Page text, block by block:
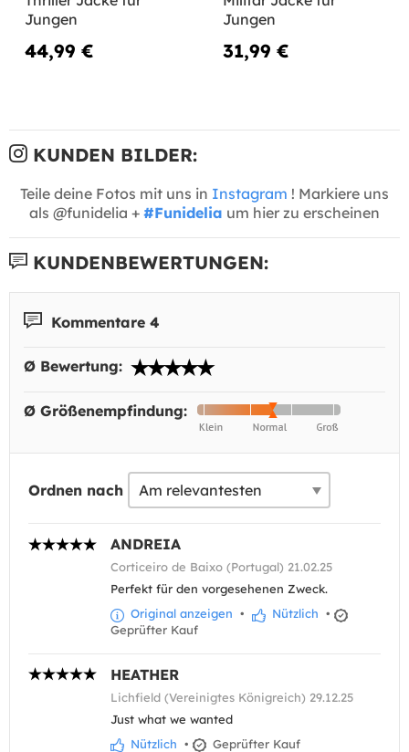
Jungen
44,99 €
Jungen
31,99 €
KUNDEN BILDER:
Teile deine Fotos mit uns in Instagram ! Markiere uns
als @funidelia + #Funidelia um hier zu erscheinen
KUNDENBEWERTUNGEN:
Kommentare 4
Ø Bewertung:
Ø Größenempfindung:
Ordnen nach
ANDREIA
Corticeiro de Baixo (Portugal) 21.02.25
Perfekt für den vorgesehenen Zweck.
Original anzeigen • Nützlich •
Geprüfter Kauf
HEATHER
Lichfield (Vereinigtes Königreich) 29.12.25
Just what we wanted
Nützlich • Geprüfter Kauf